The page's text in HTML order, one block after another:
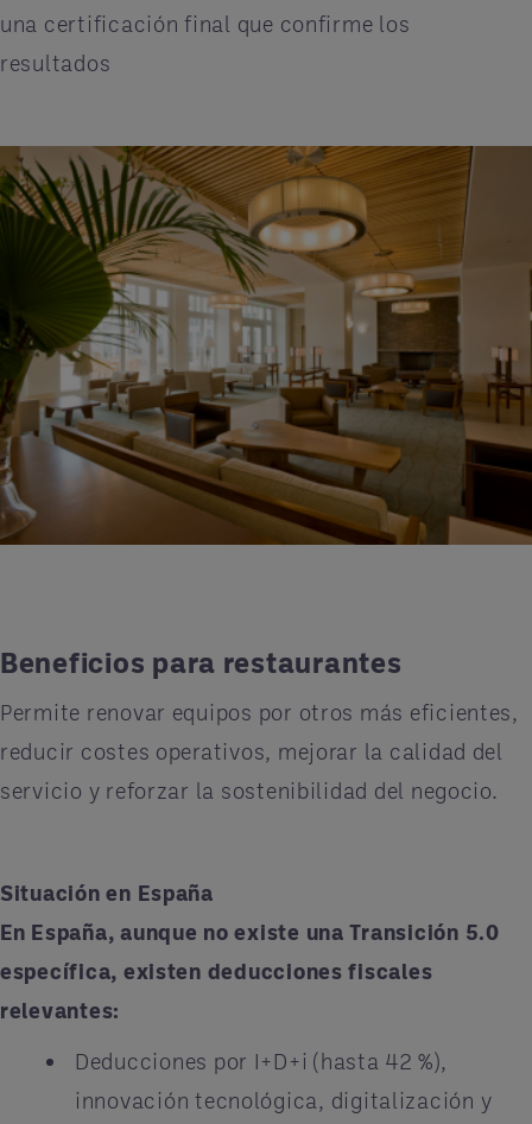
una certificación final que confirme los
resultados
Beneficios para restaurantes
Permite renovar equipos por otros más eficientes,
reducir costes operativos, mejorar la calidad del
servicio y reforzar la sostenibilidad del negocio.
Situación en España
En España, aunque no existe una Transición 5.0
específica, existen deducciones fiscales
relevantes:
Deducciones por I+D+i (hasta 42 %),
innovación tecnológica, digitalización y